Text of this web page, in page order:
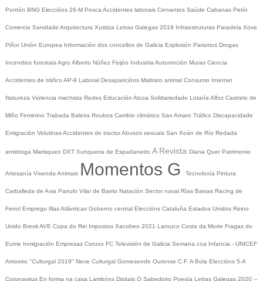
Pontón BNG Eleccións 26-M Pesca Accidentes laborais Cervantes Saúde Cabanas Petín
Comercio Sanidade Arquitectura Xustiza Letras Galegas 2019 Infraestruturas Paradela Xove
Piñor Unión Europea Información dos concellos de Galicia Explosión Paramos Drogas
Incendios forestaisAgro Alberto Núñez Feijóo Industria Automoción Muras Ciencia
Accidentes de tráfico AP-9 Laboral Desaparicións Maltrato animal Consumo Internet
Natureza Violencia machista Redes Educación Alcoa Solidariedade Lotaría Alfoz Castrelo de
Miño Feminino Trabada Baleira Roubos Cambio climático San Amaro Tráfico Discapacidade
Emigración VelutinasAccidentes de tractorAbusos sexuais San Xoán de Río Redada
antidroga Marisqueo DXT Xunqueira de Espadanedo A Revista Diana Quer Patrimonio
Artesanía Vivenda Animais Momentos G Tecnoloxía Pintura
Carballeda de Avia Parrulo Vilar de Barrio Natación Sector naval Rías Baixas Racing de
Ferrol Emprego Illas Atlánticas Goberno central Eleccións Cataluña Estados Unidos Reino
Unido BrexitAVE Copa do Rei Impostos Xacobeo 2021 Larouco Costa da Morte Fragas do
Eume Inmigración Empresas Coruxo FC Televisión de Galicia Semana coa Infancia - UNICEF
Amoeiro "Culturgal 2019" Neve Culturgal Gomesende Ourense C.F. A Bola Eleccións 5-A
Coronavirus En forma na casa Lambóns Dixitais O Sabedoiro Poesía Letras Galegas 2020 --